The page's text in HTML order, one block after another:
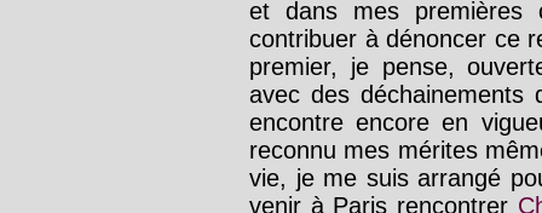
et dans mes premières
contribuer à dénoncer ce
premier, je pense,
avec des déchainements
encontre encore en
reconnu mes mérites
vie, je me suis arrangé
venir à Paris rencontrer